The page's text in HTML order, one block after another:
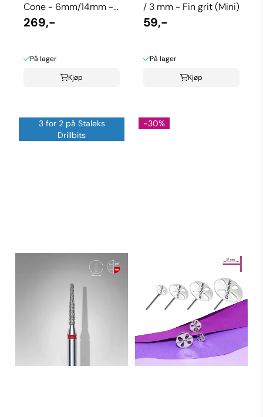
Cone - 6mm/14mm -
Medium grit
269,-
På lager
Kjøp
/ 3 mm - Fin grit (Mini)
59,-
På lager
Kjøp
3 for 2 på Staleks
Drillbits
-30%